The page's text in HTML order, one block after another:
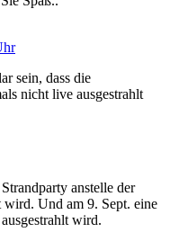
sein, dass die
nicht live ausgestrahlt
anstelle der
wird. Und am 9. Sept. eine
wird.